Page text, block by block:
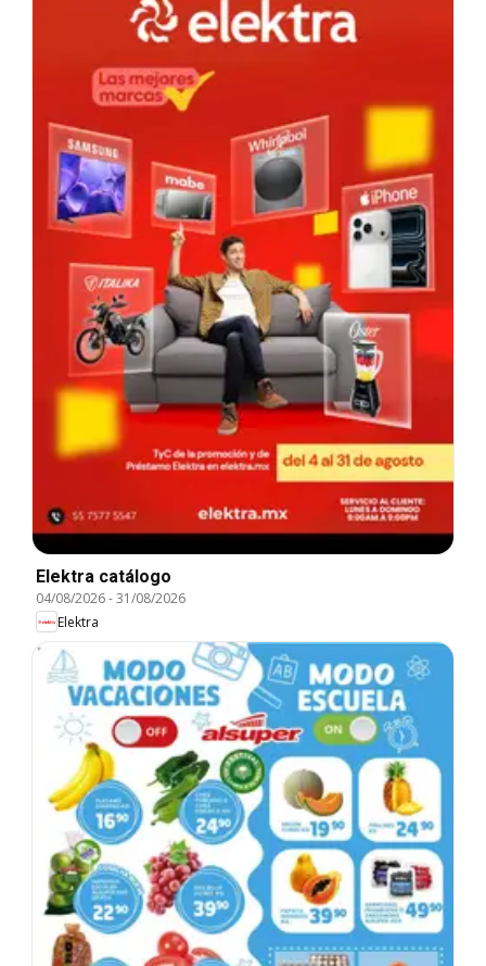
Elektra catálogo
04/08/2026-31/08/2026
Elektra